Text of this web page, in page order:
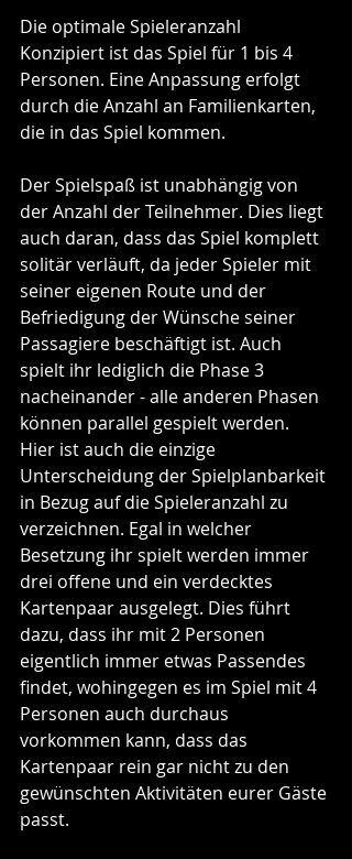
Die optimale Spieleranzahl
Konzipiert ist das Spiel für 1 bis 4
Personen. Eine Anpassung erfolgt
durch die Anzahl an Familienkarten,
die in das Spiel kommen.
Der Spielspaß ist unabhängig von
der Anzahl der Teilnehmer. Dies liegt
auch daran, dass das Spiel komplett
solitär verläuft, da jeder Spieler mit
seiner eigenen Route und der
Befriedigung der Wünsche seiner
Passagiere beschäftigt ist. Auch
spielt ihr lediglich die Phase 3
nacheinander - alle anderen Phasen
können parallel gespielt werden.
Hier ist auch die einzige
Unterscheidung der Spielplanbarkeit
in Bezug auf die Spieleranzahl zu
verzeichnen. Egal in welcher
Besetzung ihr spielt werden immer
drei offene und ein verdecktes
Kartenpaar ausgelegt. Dies führt
dazu, dass ihr mit 2 Personen
eigentlich immer etwas Passendes
findet, wohingegen es im Spiel mit 4
Personen auch durchaus
vorkommen kann, dass das
Kartenpaar rein gar nicht zu den
gewünschten Aktivitäten eurer Gäste
passt.